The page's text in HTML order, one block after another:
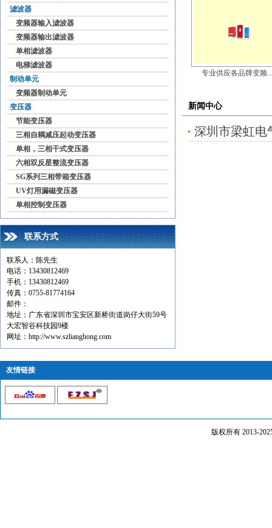
滤波器
变频器输入滤波器
变频器输出滤波器
单相滤波器
电梯滤波器
制动单元
变频器制动单元
变压器
节能变压器
三相自耦减压起动变压器
单相，三相干式变压器
六相双反星整流变压器
SG系列三相带箱变压器
UV灯用漏磁变压器
单相控制变压器
联系方式
联系人：陈先生
电话：13430812469
手机：13430812469
传真：0755-81774164
邮件：
地址：广东省深圳市宝安区新桥街道岗仔大街59号
大宏智谷科技园9楼
网址：http://www.szlianghong.com
专业供应各品牌变频...
新闻中心
深圳市梁虹电
友情链接
版权所有 2013-